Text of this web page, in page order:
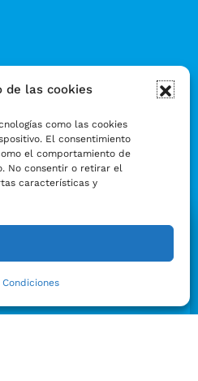
de las cookies
como las cookies
El consentimiento
el comportamiento de
No consentir o retirar el
características y